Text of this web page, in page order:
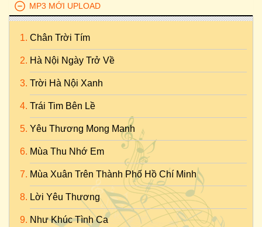
MP3 MỚI UPLOAD
Chân Trời Tím
Hà Nội Ngày Trở Về
Trời Hà Nội Xanh
Trái Tim Bên Lề
Yêu Thương Mong Manh
Mùa Thu Nhớ Em
Mùa Xuân Trên Thành Phố Hồ Chí Minh
Lời Yêu Thương
Như Khúc Tình Ca